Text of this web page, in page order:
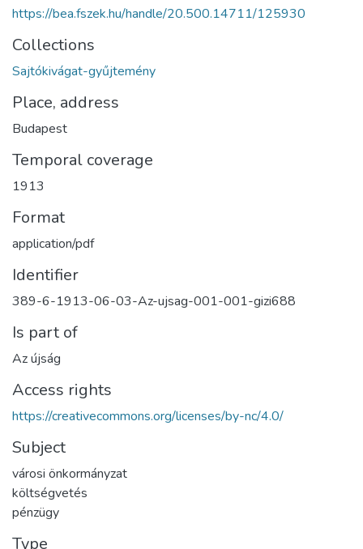
https://bea.fszek.hu/handle/20.500.14711/125930
Collections
Sajtókivágat-gyűjtemény
Place, address
Budapest
Temporal coverage
1913
Format
application/pdf
Identifier
389-6-1913-06-03-Az-ujsag-001-001-gizi688
Is part of
Az újság
Access rights
https://creativecommons.org/licenses/by-nc/4.0/
Subject
városi önkormányzat
költségvetés
pénzügy
Type